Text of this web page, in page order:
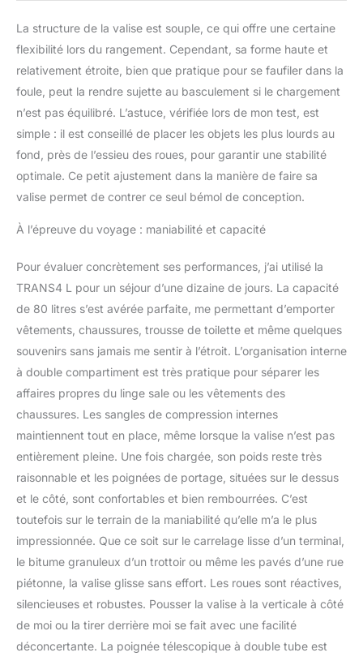
La structure de la valise est souple, ce qui offre une certaine
flexibilité lors du rangement. Cependant, sa forme haute et
relativement étroite, bien que pratique pour se faufiler dans la
foule, peut la rendre sujette au basculement si le chargement
n’est pas équilibré. L’astuce, vérifiée lors de mon test, est
simple : il est conseillé de placer les objets les plus lourds au
fond, près de l’essieu des roues, pour garantir une stabilité
optimale. Ce petit ajustement dans la manière de faire sa
valise permet de contrer ce seul bémol de conception.
À l’épreuve du voyage : maniabilité et capacité
Pour évaluer concrètement ses performances, j’ai utilisé la
TRANS4 L pour un séjour d’une dizaine de jours. La capacité
de 80 litres s’est avérée parfaite, me permettant d’emporter
vêtements, chaussures, trousse de toilette et même quelques
souvenirs sans jamais me sentir à l’étroit. L’organisation interne
à double compartiment est très pratique pour séparer les
affaires propres du linge sale ou les vêtements des
chaussures. Les sangles de compression internes
maintiennent tout en place, même lorsque la valise n’est pas
entièrement pleine. Une fois chargée, son poids reste très
raisonnable et les poignées de portage, situées sur le dessus
et le côté, sont confortables et bien rembourrées. C’est
toutefois sur le terrain de la maniabilité qu’elle m’a le plus
impressionnée. Que ce soit sur le carrelage lisse d’un terminal,
le bitume granuleux d’un trottoir ou même les pavés d’une rue
piétonne, la valise glisse sans effort. Les roues sont réactives,
silencieuses et robustes. Pousser la valise à la verticale à côté
de moi ou la tirer derrière moi se fait avec une facilité
déconcertante. La poignée télescopique à double tube est